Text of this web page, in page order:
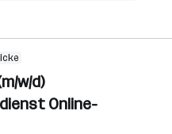
w/d)
Online-